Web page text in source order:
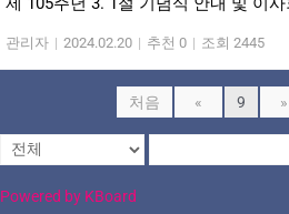
관리자 | 2024.02.20 | 추천 0 | 조회 2445
처음 « 9 »
Powered by KBoard